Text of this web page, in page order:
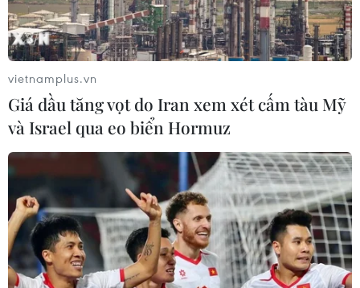
Bất ngờ trước công dụng đặc biệt của
chanh leo trong làm đẹp
06/12/2016 07:20
Nước chanh leo là thức uống giải khát quen thuộc, phù
hợp với nhu cầu và khẩu vị của người Việt. Song không
phải ai cũng biết hết những tác dụng “trên cả tuyệt vời”
của chanh leo
vietnamplus.vn
Giá dầu tăng vọt do Iran xem xét cấm tàu Mỹ
và Israel qua eo biển Hormuz